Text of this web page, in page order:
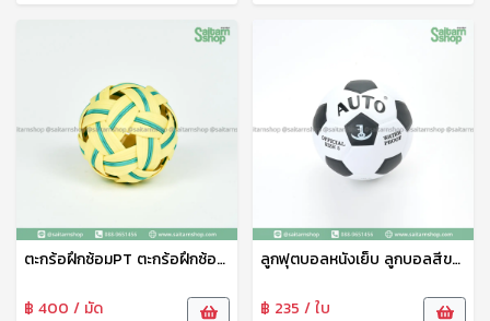
ตะกร้อฝึกซ้อมPT ตะกร้อฝึกซ้อมสีเขียว-เหลือง เซปักตะกร้อ
฿ 400 / มัด
ลูกฟุตบอลหนังเย็บ ลูกบอลสีขาว-ดำ No.5 ยงเจริญ
฿ 235 / ใบ